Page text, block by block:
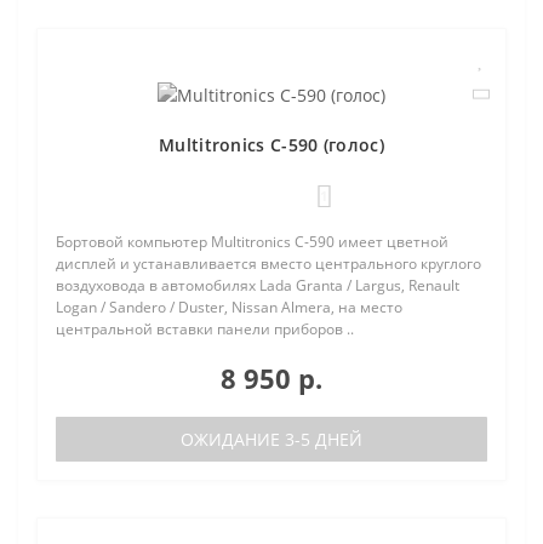
Multitronics C-590 (голос)
Бортовой компьютер Multitronics C-590 имеет цветной
дисплей и устанавливается вместо центрального круглого
воздуховода в автомобилях Lada Granta / Largus, Renault
Logan / Sandero / Duster, Nissan Almera, на место
центральной вставки панели приборов ..
8 950 р.
ОЖИДАНИЕ 3-5 ДНЕЙ